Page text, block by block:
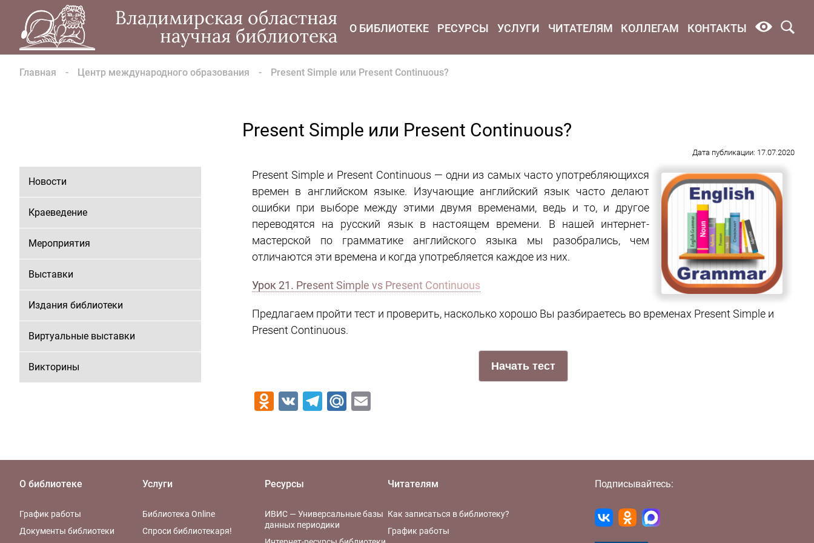
Владимирская областная
научная библиотека
О БИБЛИОТЕКЕ РЕСУРСЫ УСЛУГИ ЧИТАТЕЛЯМ КОЛЛЕГАМ КОНТАКТЫ
Главная Центр международного образования Present Simple или Present Continuous?
Present Simple или Present Continuous?
Дата публикации: 17.07.2020
Новости
Краеведение
Мероприятия
Выставки
Издания библиотеки
Виртуальные выставки
Викторины
Present Simple и Present Continuous — одни из самых часто употребляющихся
времен в английском языке. Изучающие английский язык часто делают
ошибки при выборе между этими двумя временами, ведь и то, и другое
переводятся на русский язык в настоящем времени. В нашей интернет-
мастерской по грамматике английского языка мы разобрались, чем
отличаются эти времена и когда употребляется каждое из них.
Урок 21. Present Simple vs Present Continuous
Предлагаем пройти тест и проверить, насколько хорошо Вы разбираетесь во временах Present Simple и
Present Continuous.
Odnoklassniki
VK Telegram
Mail.Ru
О библиотеке
График работы
Документы библиотеки
Услуги
Библиотека Online
Спроси библиотекаря!
Ресурсы
ИВИС — Универсальные базы
данных периодики
Читателям
Как записаться в библиотеку?
График работы
Подписывайтесь: